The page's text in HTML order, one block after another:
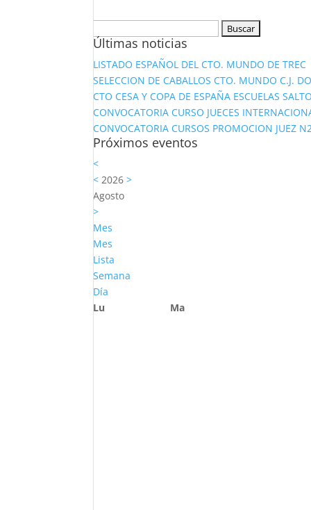
Últimas noticias
LISTADO ESPAÑOL DEL CTO. MUNDO DE TREC
SELECCION DE CABALLOS CTO. MUNDO C.J.
CTO CESA Y COPA DE ESPAÑA ESCUELAS
CONVOCATORIA CURSO JUECES
CONVOCATORIA CURSOS PROMOCION JUEZ
Próximos eventos
<
< 2026>
Agosto
>
Mes
Mes
Lista
Semana
Día
Lu
Ma